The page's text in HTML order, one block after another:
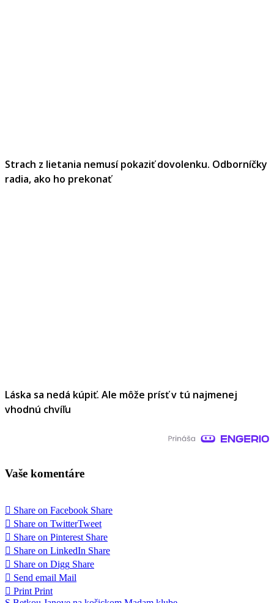
Strach z lietania nemusí pokaziť dovolenku. Odborníčky
radia, ako ho prekonať
Láska sa nedá kúpiť. Ale môže prísť v tú najmenej
vhodnú chvíľu
Vaše komentáre
Share on Facebook Share
Share on TwitterTweet
Share on Pinterest Share
Share on LinkedIn Share
Share on Digg Share
Send email Mail
Print Print